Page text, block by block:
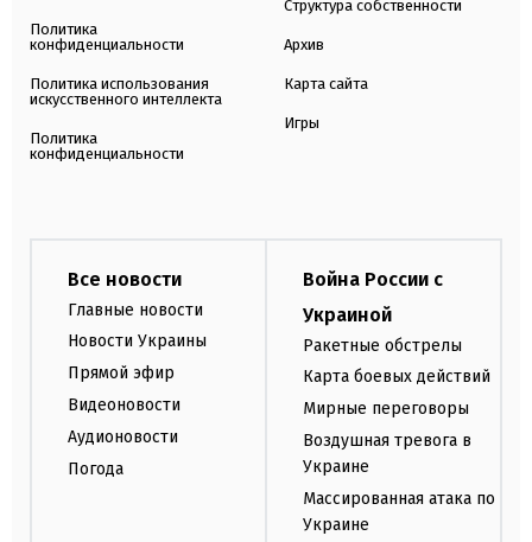
Политика
конфиденциальности
Политика использования
искусственного интеллекта
Политика
конфиденциальности
Структура собственности
Архив
Карта сайта
Игры
Все новости
Главные новости
Новости Украины
Прямой эфир
Видеоновости
Аудионовости
Погода
Война России с
Украиной
Ракетные обстрелы
Карта боевых действий
Мирные переговоры
Воздушная тревога в
Украине
Массированная атака по
Украине